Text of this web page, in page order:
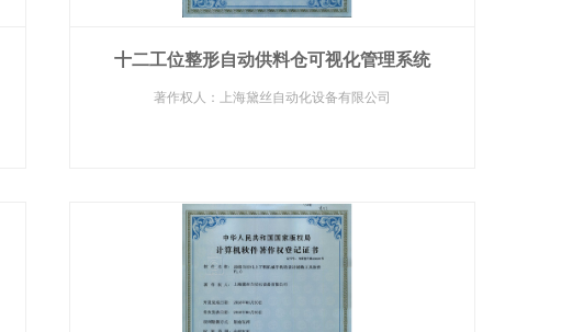
十二工位整形自动供料仓可视化管理系统
著作权人：上海黛丝自动化设备有限公司